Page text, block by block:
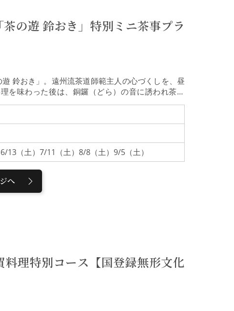
場合は、境内の案内はいたしません。尾山神社加
社。和漢洋の様式が融合し、ギヤマンが輝く「神
沢城内にあった旧金谷御殿を移築したもので、随
び、必勝祈願の神として、国内外から多くの参拝
の遊 鈴おき」特別ミニ茶事プラ
鈴おき」。遠州流茶道師範主人の心づくしを、昼
を味わった後は、銅鑼（どら）の音に誘われ茶席
流れを初心者の方でも気軽に、かつ本格的に茶の
茶道師範・鈴置宗善（すずおき そうぜん）氏が営
食通や茶人に愛された名料亭「お料理鈴おき」を2
再生した空間で、金沢の茶の湯と豊かな食文化を
、または和室のテーブル席にて、地元の厳選食材
ともに、五感で旬を味わうひとときです。お品書
」で身を清めます。その後、薄茶を、季節の和菓
過ごしください。
（土）7/11（土）8/8（土）9/5（土）
へ
理特別コース【国登録無形文化